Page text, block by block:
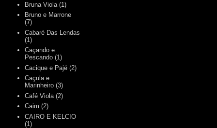
Bruna Viola (1)
Bruno e Marrone
(7)
Cabaré Das Lendas
(1)
Caçando e
Pescando (1)
Cacique e Pajé (2)
Caçula e
Marinheiro (3)
Café Viola (2)
Caim (2)
CAIRO E KELCIO
(1)